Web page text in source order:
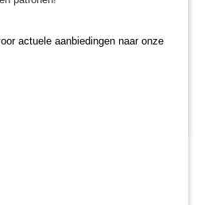
actuele aanbiedingen naar onze